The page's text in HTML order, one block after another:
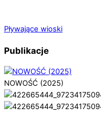
Pływające wioski
Publikacje
NOWOŚĆ (2025)